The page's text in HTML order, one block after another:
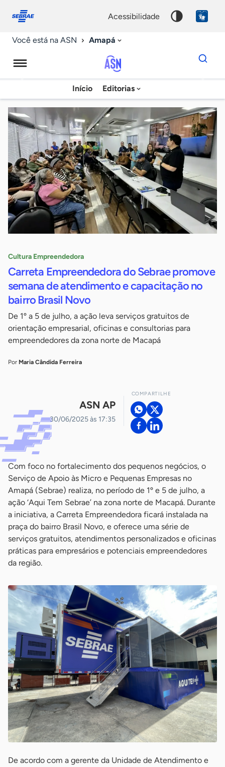
conosco
acessibilidade
Você está na ASN Amapá
Agência
Sebrae
de
Notícias
Início Editorias
Dados
para
chave
Cultura Empreendedora
Carreta Empreendedora do Sebrae promove
semana de atendimento e capacitação no
bairro Brasil Novo
De 1º a 5 de julho, a ação leva serviços gratuitos de
orientação empresarial, oficinas e consultorias para
empreendedores da zona norte de Macapá
Por Maria Cândida Ferreira
ASN AP
30/06/2025 às 17:35
COMPARTILHE
Com foco no fortalecimento dos pequenos negócios, o
Serviço de Apoio às Micro e Pequenas Empresas no
Amapá (Sebrae) realiza, no período de 1º e 5 de julho, a
ação ‘Aqui Tem Sebrae’ na zona norte de Macapá. Durante
a iniciativa, a Carreta Empreendedora ficará instalada na
praça do bairro Brasil Novo, e oferece uma série de
serviços gratuitos, atendimentos personalizados e oficinas
práticas para empresários e potenciais empreendedores
da região.
De acordo com a gerente da Unidade de Atendimento e